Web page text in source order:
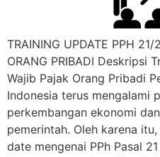
TRAINING UPDATE PPH
ORANG PRIBADI Deskripsi
Wajib Pajak Orang Pribadi
Indonesia terus mengalami
perkembangan ekonomi
pemerintah. Oleh karena
date mengenai PPh Pasal